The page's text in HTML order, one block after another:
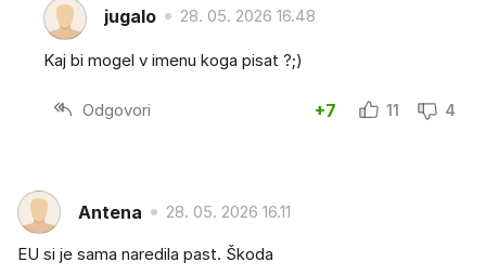
jugalo 28. 05. 2026 16.48
Kaj bi mogel v imenu koga pisat ?;)
Odgovori +7 11 4
Antena 28. 05. 2026 16.11
EU si je sama naredila past. Škoda